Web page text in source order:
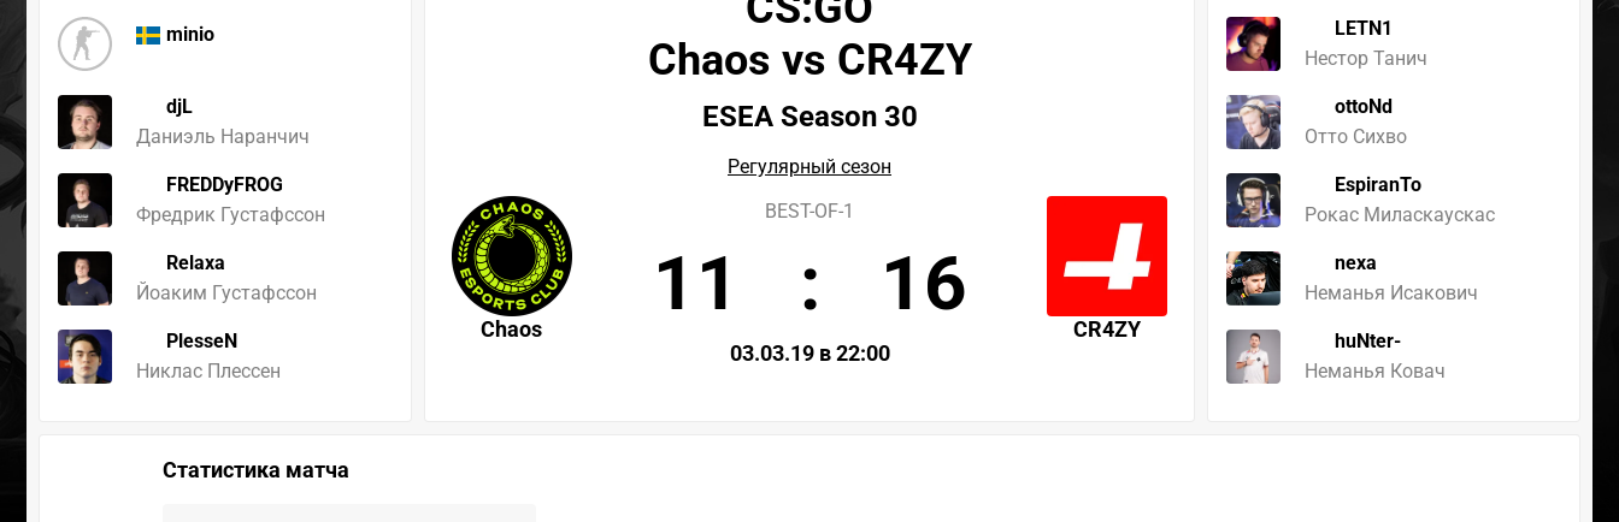
minio
djL
Даниэль Наранчич
FREDDyFROG
Фредрик Густафссон
Relaxa
Йоаким Густафссон
PlesseN
Никлас Плессен
LETN1
Нестор Танич
ottoNd
Отто Сихво
EspiranTo
Рокас Миласкаускас
nexa
Неманья Исакович
huNter-
Неманья Ковач
Chaos vs CR4ZY
ESEA Season 30
Регулярный сезон
Chaos CR4ZY
BEST-OF-1
11 : 16
03.03.19 в 22:00
Статистика матча